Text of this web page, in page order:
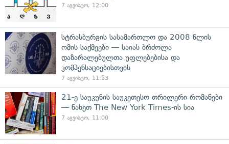
7 აგვისტო, 12:00
სტრასბურგის სასამართლო და 2008 წლის
ომის საქმეები — საიას ბრძოლა
დაზარალებულთა უფლებებისა და
კომპენსაციებისთვის
7 აგვისტო, 11:53
21-ე საუკუნის საუკეთესო თრილერი რომანები
— ნახეთ The New York Times-ის სია
7 აგვისტო, 11:00